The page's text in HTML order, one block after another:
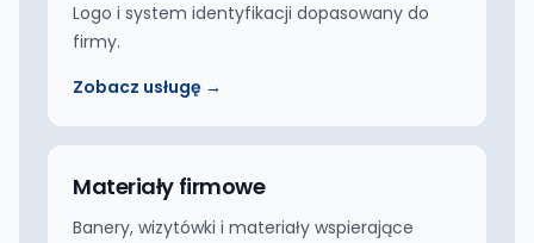
Logo i system identyfikacji dopasowany do
firmy.
Zobacz usługę →
Materiały firmowe
Banery, wizytówki i materiały wspierające